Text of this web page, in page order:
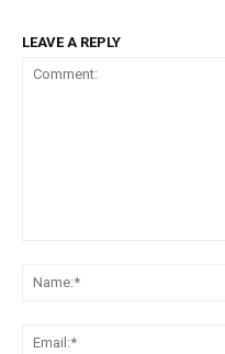
LEAVE A REPLY